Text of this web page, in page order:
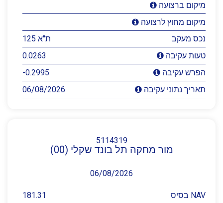
מיקום ברצועה
מיקום מחוץ לרצועה
נכס מעקב
ת"א 125
טעות עקיבה
0.0263
הפרש עקיבה
-0.2995
תאריך נתוני עקיבה
06/08/2026
5114319
מור מחקה תל בונד שקלי (00)
06/08/2026
NAV בסיס
181.31